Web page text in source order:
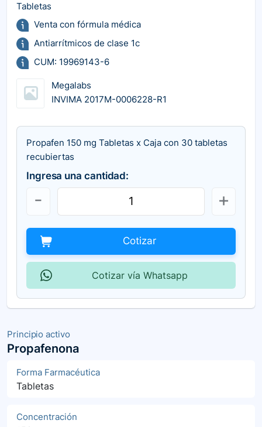
Principio activo
Propafenona
Forma Farmacéutica
Tabletas
Concentración
Tabletas
Venta con fórmula médica
Antiarrítmicos de clase 1c
CUM: 19969143-6
Megalabs
INVIMA 2017M-0006228-R1
Propafen 150 mg Tabletas x Caja con 30 tabletas
recubiertas
Ingresa una cantidad:
Cotizar
Cotizar vía Whatsapp